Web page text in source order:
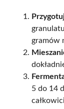
gramów
5 do 14